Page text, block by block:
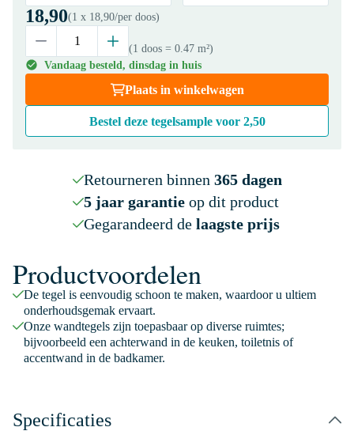
18,90(1 x 18,90/per doos)
(1 doos = 0.47 m²)
Vandaag besteld, dinsdag in huis
Plaats in winkelwagen
Bestel deze tegelsample voor 2,50
Retourneren binnen 365 dagen
5 jaar garantieop dit product
Gegarandeerd de laagste prijs
Productvoordelen
De tegel is eenvoudig schoon te maken, waardoor u ultiem
onderhoudsgemak ervaart.
Onze wandtegels zijn toepasbaar op diverse ruimtes;
bijvoorbeeld een achterwand in de keuken, toiletnis of
accentwand in de badkamer.
Specificaties